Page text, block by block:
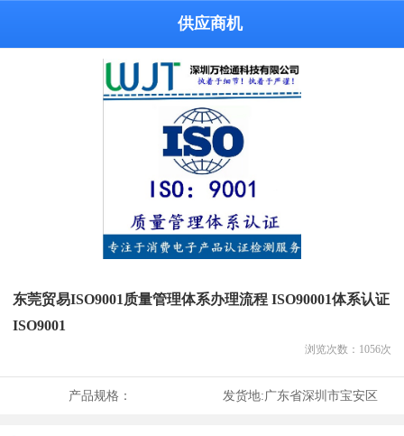
供应商机
东莞贸易ISO9001质量管理体系办理流程 ISO90001体系认证
ISO9001
浏览次数： 1056次
产品规格： 发货地:广东省深圳市宝安区